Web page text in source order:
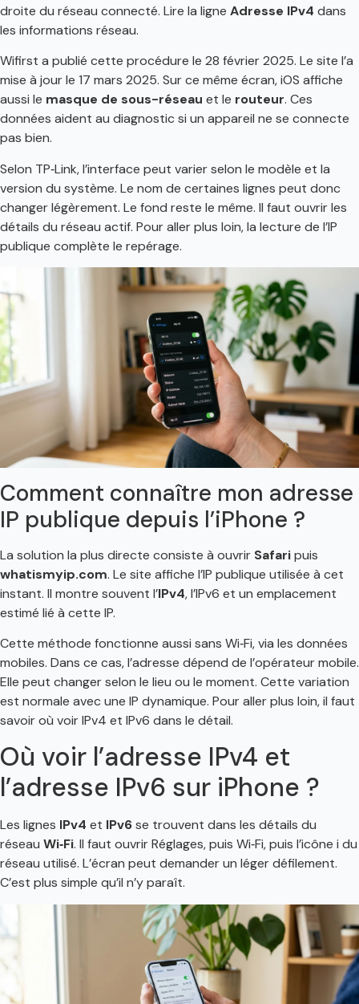
droite du réseau connecté. Lire la ligne Adresse IPv4 dans
les informations réseau.
Wifirst a publié cette procédure le 28 février 2025. Le site l’a
mise à jour le 17 mars 2025. Sur ce même écran, iOS affiche
aussi le masque de sous-réseau et le routeur. Ces
données aident au diagnostic si un appareil ne se connecte
pas bien.
Selon TP‑Link, l’interface peut varier selon le modèle et la
version du système. Le nom de certaines lignes peut donc
changer légèrement. Le fond reste le même. Il faut ouvrir les
détails du réseau actif. Pour aller plus loin, la lecture de l’IP
publique complète le repérage.
Comment connaître mon adresse
IP publique depuis l’iPhone ?
La solution la plus directe consiste à ouvrir Safaripuis
whatismyip.com. Le site affiche l’IP publique utilisée à cet
instant. Il montre souvent l’IPv4, l’IPv6 et un emplacement
estimé lié à cette IP.
Cette méthode fonctionne aussi sans Wi‑Fi, via les données
mobiles. Dans ce cas, l’adresse dépend de l’opérateur mobile.
Elle peut changer selon le lieu ou le moment. Cette variation
est normale avec une IP dynamique. Pour aller plus loin, il faut
savoir où voir IPv4 et IPv6 dans le détail.
Où voir l’adresse IPv4 et
l’adresse IPv6 sur iPhone ?
Les lignes IPv4 et IPv6se trouvent dans les détails du
réseau Wi‑Fi. Il faut ouvrir Réglages, puis Wi‑Fi, puis l’icône i du
réseau utilisé. L’écran peut demander un léger défilement.
C’est plus simple qu’il n’y paraît.